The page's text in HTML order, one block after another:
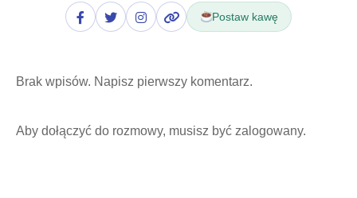
Postaw kawę
Brak wpisów. Napisz pierwszy komentarz.
Aby dołączyć do rozmowy, musisz być zalogowany.